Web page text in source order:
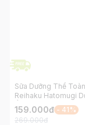
Sữa Dưỡng Thể
Reihaku Hatomugi
Ẩm và Làm Sáng Da
SPF50+ PA++++
159.000đ - 41%
269.000đ